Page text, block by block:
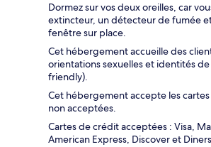
Dormez sur vos deux oreilles, car
extincteur, un détecteur de fumée
fenêtre sur place.
Cet hébergement accueille des
orientations sexuelles et identités de
friendly).
Cet hébergement accepte les
non acceptées.
Cartes de crédit acceptées : Visa,
American Express, Discover et